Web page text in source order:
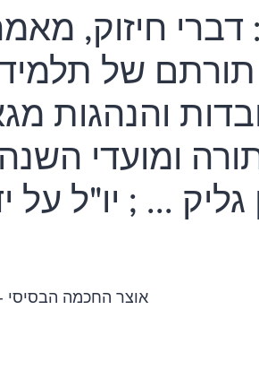
חיזוק,
תורתם של
והנהגות
ומועדי
... ; יו"ל על
Otzar HaHochma - אוצר החכמה הבסיסי